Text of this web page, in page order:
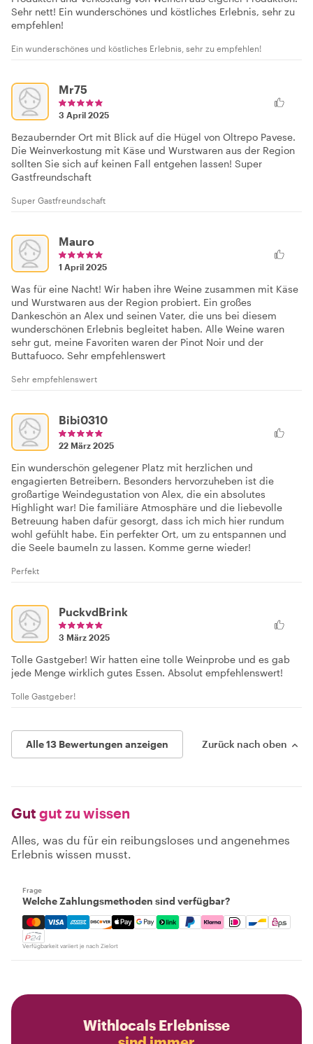
Sehr nett! Ein wunderschönes und köstliches Erlebnis, sehr zu
empfehlen!
Ein wunderschönes und köstliches Erlebnis, sehr zu empfehlen!
Mr75
3 April 2025
Bezaubernder Ort mit Blick auf die Hügel von Oltrepo Pavese.
Die Weinverkostung mit Käse und Wurstwaren aus der Region
sollten Sie sich auf keinen Fall entgehen lassen! Super
Gastfreundschaft
Super Gastfreundschaft
Mauro
1 April 2025
Was für eine Nacht! Wir haben ihre Weine zusammen mit Käse
und Wurstwaren aus der Region probiert. Ein großes
Dankeschön an Alex und seinen Vater, die uns bei diesem
wunderschönen Erlebnis begleitet haben. Alle Weine waren
sehr gut, meine Favoriten waren der Pinot Noir und der
Buttafuoco. Sehr empfehlenswert
Sehr empfehlenswert
Bibi0310
22 März 2025
Ein wunderschön gelegener Platz mit herzlichen und
engagierten Betreibern. Besonders hervorzuheben ist die
großartige Weindegustation von Alex, die ein absolutes
Highlight war! Die familiäre Atmosphäre und die liebevolle
Betreuung haben dafür gesorgt, dass ich mich hier rundum
wohl gefühlt habe. Ein perfekter Ort, um zu entspannen und
die Seele baumeln zu lassen. Komme gerne wieder!
Perfekt
PuckvdBrink
3 März 2025
Tolle Gastgeber! Wir hatten eine tolle Weinprobe und es gab
jede Menge wirklich gutes Essen. Absolut empfehlenswert!
Tolle Gastgeber!
Alle 13 Bewertungen anzeigen Zurück nach oben
Gut gut zu wissen
Alles, was du für ein reibungsloses und angenehmes
Erlebnis wissen musst.
Frage
Welche Zahlungsmethoden sind verfügbar?
Mastercard, Visa, Amex, Discover, Apple Pay, Google
Verfügbarkeit variiert je nach Zielort
Withlocals Erlebnisse